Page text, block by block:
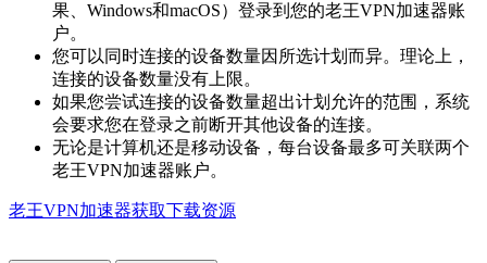
果、Windows和macOS）登录到您的老王VPN加速器账
户。
您可以同时连接的设备数量因所选计划而异。理论上，
连接的设备数量没有上限。
如果您尝试连接的设备数量超出计划允许的范围，系统
会要求您在登录之前断开其他设备的连接。
无论是计算机还是移动设备，每台设备最多可关联两个
老王VPN加速器账户。
老王VPN加速器获取下载资源